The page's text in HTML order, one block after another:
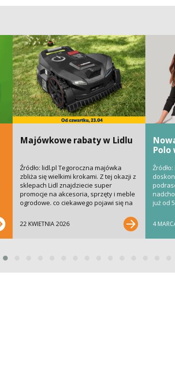
Majówkowe rabaty w Lidlu
Źródło: lidl.pl Tegoroczna majówka
zbliża się wielkimi krokami. Z tej okazji z
sklepach Lidl znajdziecie super
promocje na akcesoria, sprzęty i meble
ogrodowe. co ciekawego pojawi się na
22 KWIETNIA 2026
Polo
już od
4